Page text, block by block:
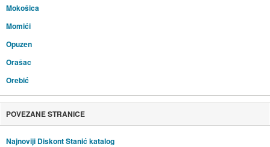
Mokošica
Momići
Opuzen
Orašac
Orebić
POVEZANE STRANICE
Najnoviji Diskont Stanić katalog